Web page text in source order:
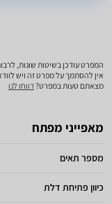
המפרט עודכן בשיטות שונות,
אין להסתמך על מפרט זה ויש
מצאתם טעות במפרט?דווחו לנו
מאפייני מפתח
מספר תאים
כיוון פתיחת דלת